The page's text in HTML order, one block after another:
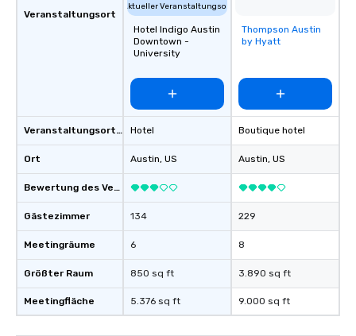
Veranstaltungsort
Veranstaltungsortstyp
Ort
Bewertung des Veranstaltungsortes
Gästezimmer
Meetingräume
Größter Raum
Meetingfläche
Aktueller Veranstaltungsort
Hotel Indigo Austin
Downtown -
University
Hotel
Austin, US
134
6
850 sq ft
5.376 sq ft
Removed from
favorites
Thompson Austin
by Hyatt
Boutique hotel
Austin, US
229
8
3.890 sq ft
9.000 sq ft